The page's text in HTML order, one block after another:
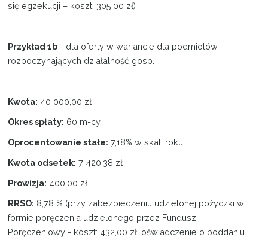
się egzekucji – koszt: 305,00 zł)
Przykład 1b - dla oferty w wariancie dla podmiotów
rozpoczynających działalność gosp.
Kwota: 40 000,00 zł
Okres spłaty: 60 m-cy
Oprocentowanie stałe: 7,18% w skali roku
Kwota odsetek: 7 420,38 zł
Prowizja: 400,00 zł
RRSO: 8,78 % (przy zabezpieczeniu udzielonej pożyczki w
formie poręczenia udzielonego przez Fundusz
Poręczeniowy - koszt: 432,00 zł, oświadczenie o poddaniu